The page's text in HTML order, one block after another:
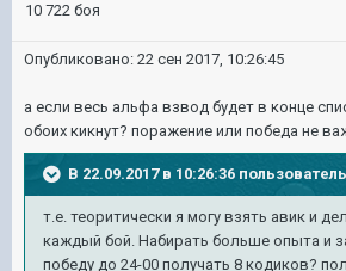
10 722 боя
Опубликовано: 22 сен 2017, 10:26:45
а если весь альфа взвод будет в конце
обоих кикнут? поражение или победа не
В 22.09.2017 в 10:26:36 пользователь
т.е. теоритически я могу взять авик и
каждый бой. Набирать больше опыта и
победу до 24-00 получать 8 кодиков?